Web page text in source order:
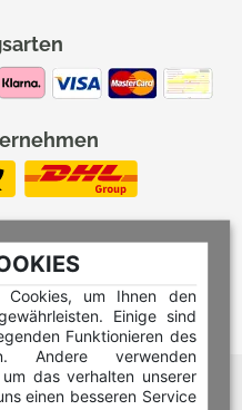
Cookies, um Ihnen den
Einige sind
Funktionieren des
Andere verwenden
das verhalten unserer
einen besseren Service